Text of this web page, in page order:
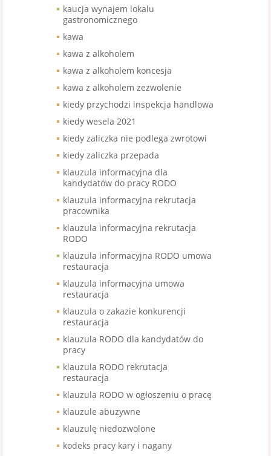
kaucja wynajem lokalu
gastronomicznego
kawa
kawa z alkoholem
kawa z alkoholem koncesja
kawa z alkoholem zezwolenie
kiedy przychodzi inspekcja handlowa
kiedy wesela 2021
kiedy zaliczka nie podlega zwrotowi
kiedy zaliczka przepada
klauzula informacyjna dla
kandydatów do pracy RODO
klauzula informacyjna rekrutacja
pracownika
klauzula informacyjna rekrutacja
RODO
klauzula informacyjna RODO umowa
restauracja
klauzula informacyjna umowa
restauracja
klauzula o zakazie konkurencji
restauracja
klauzula RODO dla kandydatów do
pracy
klauzula RODO rekrutacja
restauracja
klauzula RODO w ogłoszeniu o pracę
klauzule abuzywne
klauzulę niedozwolone
kodeks pracy kary i nagany